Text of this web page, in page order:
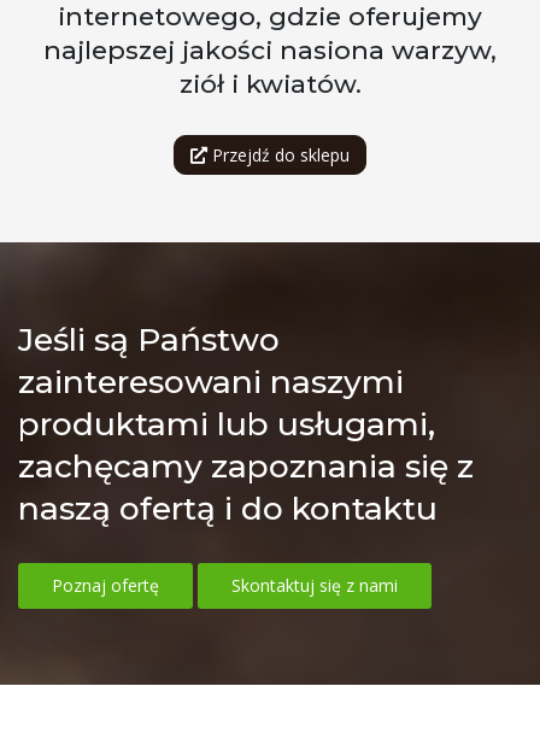
internetowego, gdzie oferujemy
najlepszej jakości nasiona warzyw,
ziół i kwiatów.
Przejdź do sklepu
Jeśli są Państwo
zainteresowani naszymi
produktami lub usługami,
zachęcamy zapoznania się z
naszą ofertą i do kontaktu
Poznaj ofertę Skontaktuj się z nami